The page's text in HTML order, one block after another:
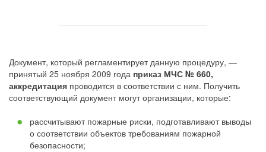
Документ, который регламентирует данную процедуру, —
принятый 25 ноября 2009 года приказ МЧС № 660,
аккредитация проводится в соответствии с ним. Получить
соответствующий документ могут организации, которые:
рассчитывают пожарные риски, подготавливают выводы
о соответствии объектов требованиям пожарной
безопасности;